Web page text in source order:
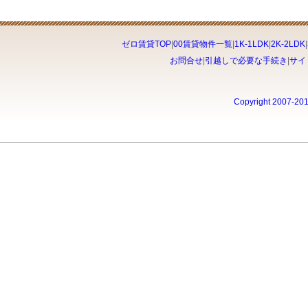
ゼロ賃貸TOP| 00賃貸物件一覧| 1K-1LDK| 2K-2LDK|
お問合せ 引越しで必要な手続き サイ
Copyright 2007-